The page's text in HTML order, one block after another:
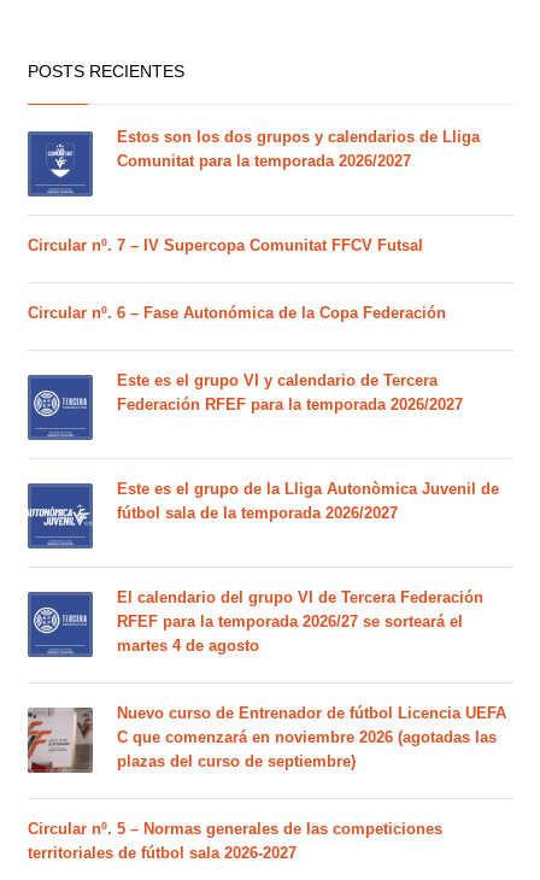
POSTS RECIENTES
Estos son los dos grupos y calendarios de Lliga
Comunitat para la temporada 2026/2027
Circular nº. 7 – IV Supercopa Comunitat FFCV Futsal
Circular nº. 6 – Fase Autonómica de la Copa Federación
Este es el grupo VI y calendario de Tercera
Federación RFEF para la temporada 2026/2027
Este es el grupo de la Lliga Autonòmica Juvenil de
fútbol sala de la temporada 2026/2027
El calendario del grupo VI de Tercera Federación
RFEF para la temporada 2026/27 se sorteará el
martes 4 de agosto
Nuevo curso de Entrenador de fútbol Licencia UEFA
C que comenzará en noviembre 2026 (agotadas las
plazas del curso de septiembre)
Circular nº. 5 – Normas generales de las competiciones
territoriales de fútbol sala 2026-2027